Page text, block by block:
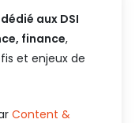
aux DSI
finance,
et enjeux de
Content &